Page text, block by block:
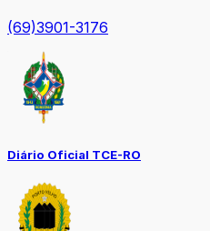
(69)3901-3176
Diário Oficial TCE-RO